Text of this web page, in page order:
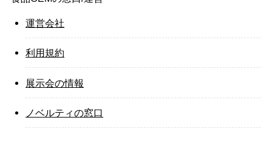
運営会社
利用規約
展示会の情報
ノベルティの窓口